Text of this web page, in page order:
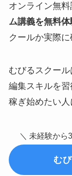
オンライン無
ム講義を無料体
クールか実際に
むびるスクー
編集スキルを
稼ぎ始めたい人
＼ 未経験から
む